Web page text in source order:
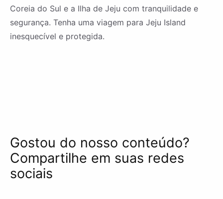
Coreia do Sul e a Ilha de Jeju com tranquilidade e
segurança. Tenha uma viagem para Jeju Island
inesquecível e protegida.
Gostou do nosso conteúdo?
Compartilhe em suas redes
sociais